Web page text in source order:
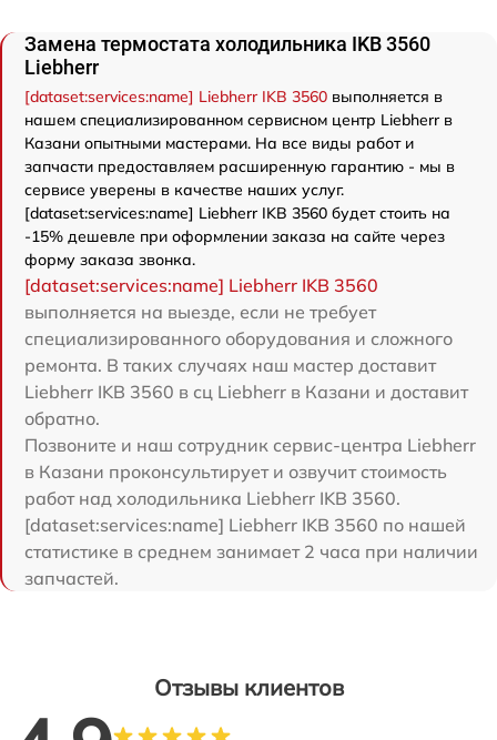
Замена термостата холодильника IKB 3560
Liebherr
[dataset:services:name] Liebherr IKB 3560 выполняется в
нашем специализированном сервисном центр Liebherr в
Казани опытными мастерами. На все виды работ и
запчасти предоставляем расширенную гарантию - мы в
сервисе уверены в качестве наших услуг.
[dataset:services:name] Liebherr IKB 3560 будет стоить на
-15% дешевле при оформлении заказа на сайте через
форму заказа звонка.
[dataset:services:name] Liebherr IKB 3560
выполняется на выезде, если не требует
специализированного оборудования и сложного
ремонта. В таких случаях наш мастер доставит
Liebherr IKB 3560 в сц Liebherr в Казани и доставит
обратно.
Позвоните и наш сотрудник сервис-центра Liebherr
в Казани проконсультирует и озвучит стоимость
работ над холодильника Liebherr IKB 3560.
[dataset:services:name] Liebherr IKB 3560 по нашей
статистике в среднем занимает 2 часа при наличии
запчастей.
Отзывы клиентов